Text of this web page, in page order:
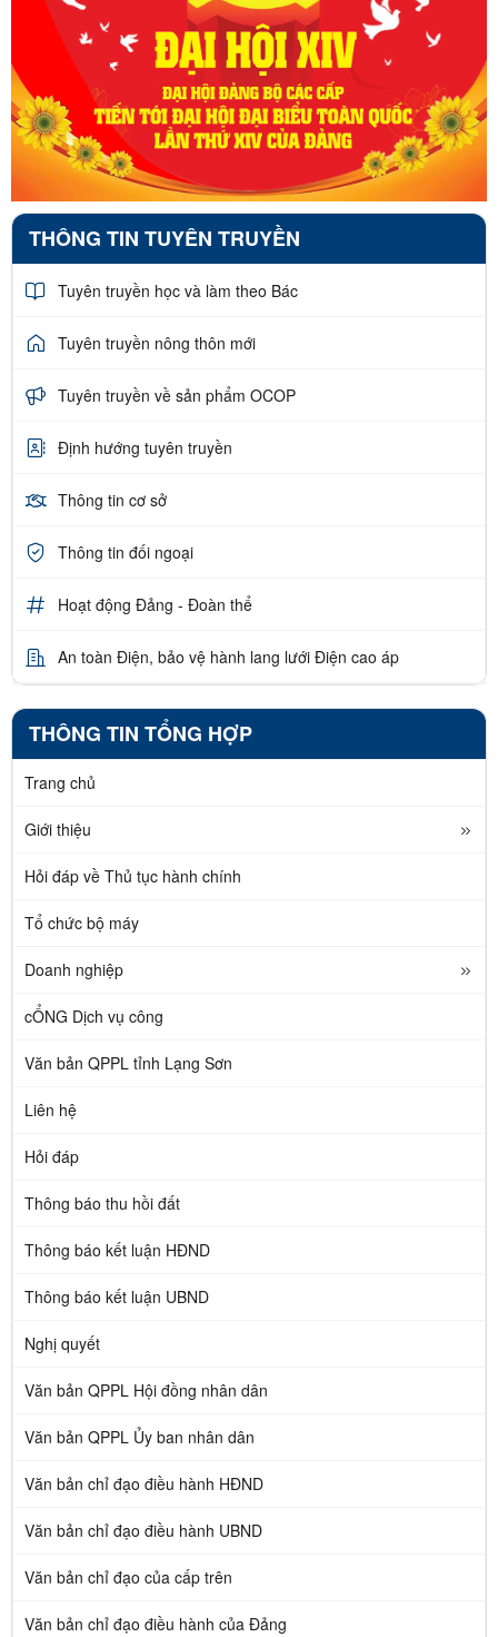
THÔNG TIN TUYÊN TRUYỀN
Tuyên truyền học và làm theo Bác
Tuyên truyền nông thôn mới
Tuyên truyền về sản phẩm OCOP
Định hướng tuyên truyền
Thông tin cơ sở
Thông tin đối ngoại
Hoạt động Đảng - Đoàn thể
An toàn Điện, bảo vệ hành lang lưới Điện cao áp
THÔNG TIN TỔNG HỢP
Trang chủ
Giới thiệu
Hỏi đáp về Thủ tục hành chính
Tổ chức bộ máy
Doanh nghiệp
cỔNG Dịch vụ công
Văn bản QPPL tỉnh Lạng Sơn
Liên hệ
Hỏi đáp
Thông báo thu hồi đất
Thông báo kết luận HĐND
Thông báo kết luận UBND
Nghị quyết
Văn bản QPPL Hội đồng nhân dân
Văn bản QPPL Ủy ban nhân dân
Văn bản chỉ đạo điều hành HĐND
Văn bản chỉ đạo điều hành UBND
Văn bản chỉ đạo của cấp trên
Văn bản chỉ đạo điều hành của Đảng